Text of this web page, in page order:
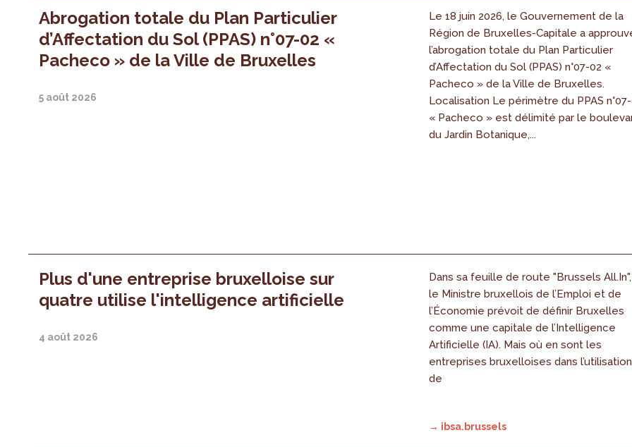
Abrogation totale du Plan Particulier
d’Affectation du Sol (PPAS) n°07-02 «
Pacheco » de la Ville de Bruxelles
5 août 2026
Le 18 juin 2026, le Gouvernement de la
Région de Bruxelles-Capitale a
l’abrogation totale du Plan Particulier
d’Affectation du Sol (PPAS) n°07-02 «
Pacheco » de la Ville de Bruxelles.
Localisation Le périmètre du PPAS
« Pacheco » est délimité par le
du Jardin Botanique,...
Plus d'une entreprise bruxelloise sur
quatre utilise l'intelligence artificielle
4 août 2026
Dans sa feuille de route "Brussels All.In",
le Ministre bruxellois de l’Emploi et de
l’Économie prévoit de définir Bruxelles
comme une capitale de l’Intelligence
Artificielle (IA). Mais où en sont les
entreprises bruxelloises dans l’utilisation
de
→ ibsa.brussels